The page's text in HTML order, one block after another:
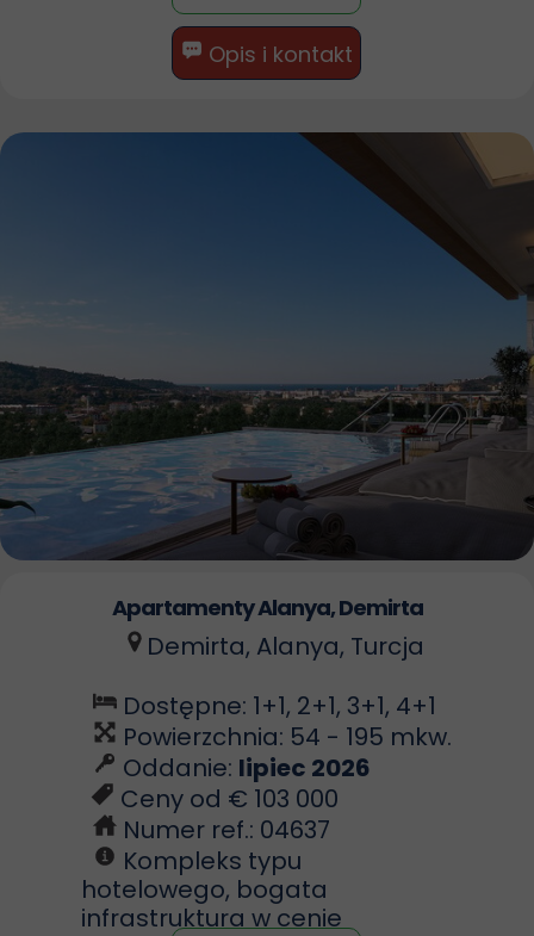
Opis i kontakt
ApartamentyAlanya, Demirta
Demirta, Alanya, Turcja
Dostępne: 1+1, 2+1, 3+1, 4+1
Powierzchnia: 54 - 195 mkw.
Oddanie: lipiec 2026
Ceny od € 103 000
Numer ref.: 04637
Kompleks typu
hotelowego, bogata
infrastruktura w cenie